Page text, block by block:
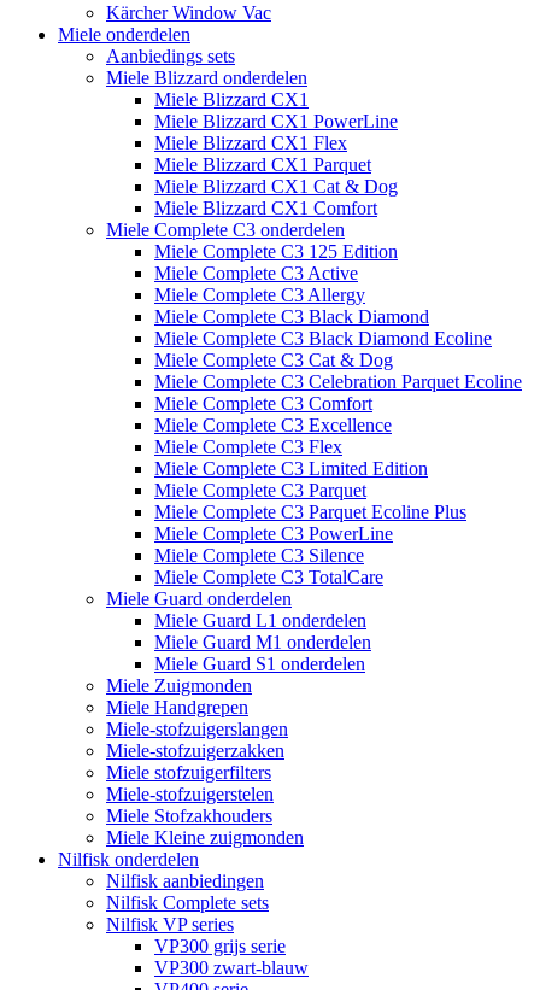
Kärcher Window Vac
Miele onderdelen
Aanbiedings sets
Miele Blizzard onderdelen
Miele Blizzard CX1
Miele Blizzard CX1 PowerLine
Miele Blizzard CX1 Flex
Miele Blizzard CX1 Parquet
Miele Blizzard CX1 Cat & Dog
Miele Blizzard CX1 Comfort
Miele Complete C3 onderdelen
Miele Complete C3 125 Edition
Miele Complete C3 Active
Miele Complete C3 Allergy
Miele Complete C3 Black Diamond
Miele Complete C3 Black Diamond Ecoline
Miele Complete C3 Cat & Dog
Miele Complete C3 Celebration Parquet Ecoline​
Miele Complete C3 Comfort
Miele Complete C3 Excellence
Miele Complete C3 Flex
Miele Complete C3 Limited Edition
Miele Complete C3 Parquet
Miele Complete C3 Parquet Ecoline Plus
Miele Complete C3 PowerLine
Miele Complete C3 Silence
Miele Complete C3 TotalCare
Miele Guard onderdelen
Miele Guard L1 onderdelen
Miele Guard M1 onderdelen
Miele Guard S1 onderdelen
Miele Zuigmonden
Miele Handgrepen
Miele-stofzuigerslangen
Miele-stofzuigerzakken
Miele stofzuigerfilters
Miele-stofzuigerstelen
Miele Stofzakhouders
Miele Kleine zuigmonden
Nilfisk onderdelen
Nilfisk aanbiedingen
Nilfisk Complete sets
Nilfisk VP series
VP300 grijs serie
VP300 zwart-blauw